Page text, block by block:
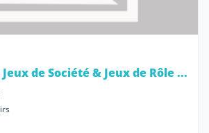
de Société & Jeux de Rôle ...